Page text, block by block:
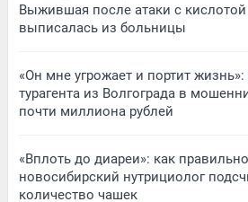
Выжившая после атаки с кислотой
выписалась из больницы
«Он мне угрожает и портит
турагента из Волгограда в
почти миллиона рублей
«Вплоть до диареи»: как
новосибирский нутрициолог
количество чашек